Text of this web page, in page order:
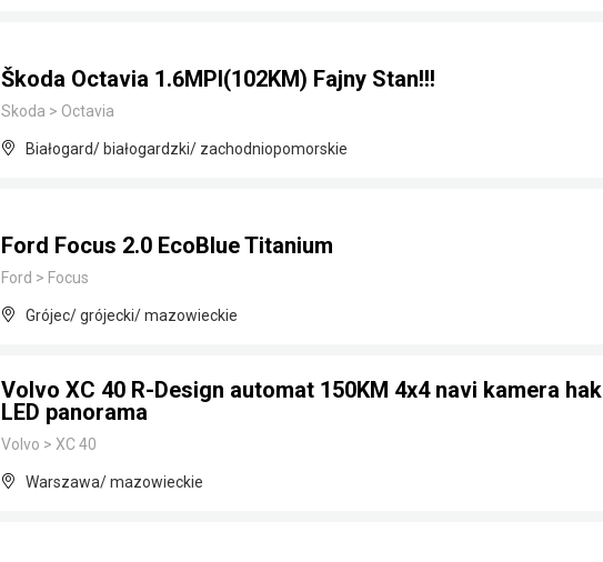
Škoda Octavia 1.6MPI(102KM) Fajny Stan!!!
Skoda > Octavia
Białogard/ białogardzki/ zachodniopomorskie
Ford Focus 2.0 EcoBlue Titanium
Ford > Focus
Grójec/ grójecki/ mazowieckie
Volvo XC 40 R-Design automat 150KM 4x4 navi kamera hak
LED panorama
Volvo > XC 40
Warszawa/ mazowieckie